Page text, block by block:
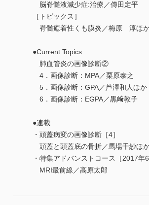
脳脊髄液減少症:治療／傳田定平
［トピックス］
脊髄癒着性くも膜炎／梅原 淳ほ
●Current Topics
肺血管炎の画像診断②
4．画像診断：MPA／栗原泰之
5．画像診断：GPA／芦澤和人ほか
6．画像診断：EGPA／黒﨑敦子
●連載
・頭蓋病変の画像診断［4］
頭蓋と頭蓋底の骨折／馬場千紗ほ
・特集アドバンストコース［2017
MRI最前線／高原太郎